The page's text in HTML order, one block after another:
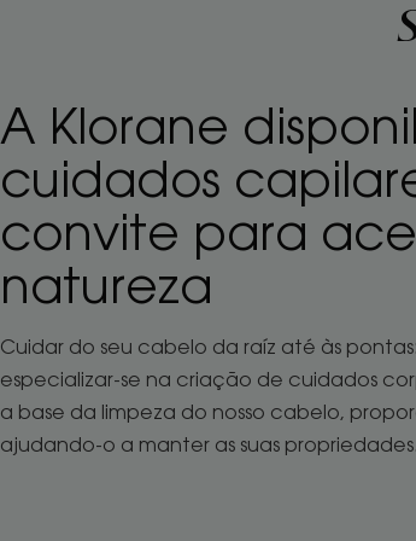
A Klorane
cuidados
convite para
natureza
Cuidar do seu cabelo da raíz até às
especializar-se na criação de cuidados
a base da limpeza do nosso cabelo,
ajudando-o a manter as suas propriedades.